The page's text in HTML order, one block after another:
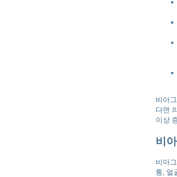
비아
다면
이상
비
비아
통, 얼